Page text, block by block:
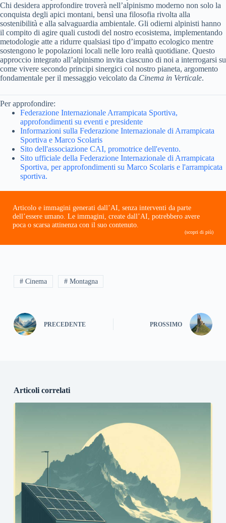
Chi desidera approfondire troverà nell’alpinismo moderno non solo la
conquista degli apici montani, bensì una filosofia rivolta alla
sostenibilità e alla salvaguardia ambientale. Gli odierni alpinisti hanno
il compito di agire quali custodi del nostro ecosistema, implementando
metodologie atte a ridurre qualsiasi tipo d’impatto ecologico mentre
sostengono le popolazioni locali nelle loro realtà quotidiane. Questo
approccio integrato all’alpinismo invita ciascuno di noi a interrogarsi su
come vivere secondo principi sinergici col nostro pianeta, argomento
fondamentale per il messaggio veicolato da Cinema in Verticale.
Per approfondire:
Federazione Internazionale Arrampicata Sportiva,
approfondimenti su eventi e presidente
Informazioni sulla Federazione Internazionale di Arrampicata
Sportiva e Marco Scolaris
Sito dell'associazione CAI, promotrice dell'evento.
Sito ufficiale della Federazione Internazionale di Arrampicata
Sportiva, per approfondimenti su Marco Scolaris e l'arrampicata
sportiva.
Articolo e immagini generati dall’AI, senza interventi da parte
dell’essere umano. Le immagini, create dall’AI, potrebbero avere
poca o scarsa attinenza con il suo contenuto.
(scopri di più)
# Cinema # Montagna
PRECEDENTE PROSSIMO
Articoli correlati